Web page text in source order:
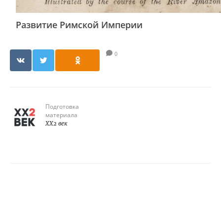
Развитие Римской Империи
0
Подготовка
материала
XX2 век